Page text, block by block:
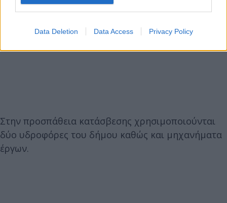
Data Deletion Data Access Privacy Policy
Στην προσπάθεια κατάσβεσης χρησιμοποιούνται
δύο υδροφόρες του δήμου καθώς και μηχανήματα
έργων.